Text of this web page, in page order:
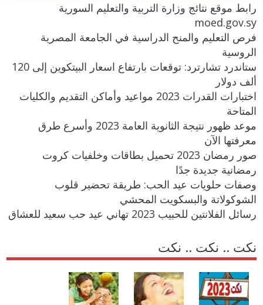
رابط موقع نتائج وزارة التربية والتعليم السورية
moed.gov.sy
فرص التعليم والمنح الدراسية في الجامعة المصرية
الروسية
ستاندرد تشارترد: توقعات بارتفاع اسعار البيتكوين إلى 120
ألف دولار
اختبارات القدرات 2023 مواعيد وأماكن التقديم والكليات
المتاحة
موعد ظهور نتيجة الثانوية العامة 2023 وأسرع طرق
معرفتها الآن
صور رمضان 2023 تحميل بطاقات وخلفيات كروت
رمضانية جديدة جدًا
وصفات حلويات عيد الحب: طريقة تحضير قلوب
الشوكولاتة والبسكويت المحشي
رسائل الفلانتين للحبيب 2023 تهاني عيد حب سعيد للعشاق
نكت .. نكت .. نكت